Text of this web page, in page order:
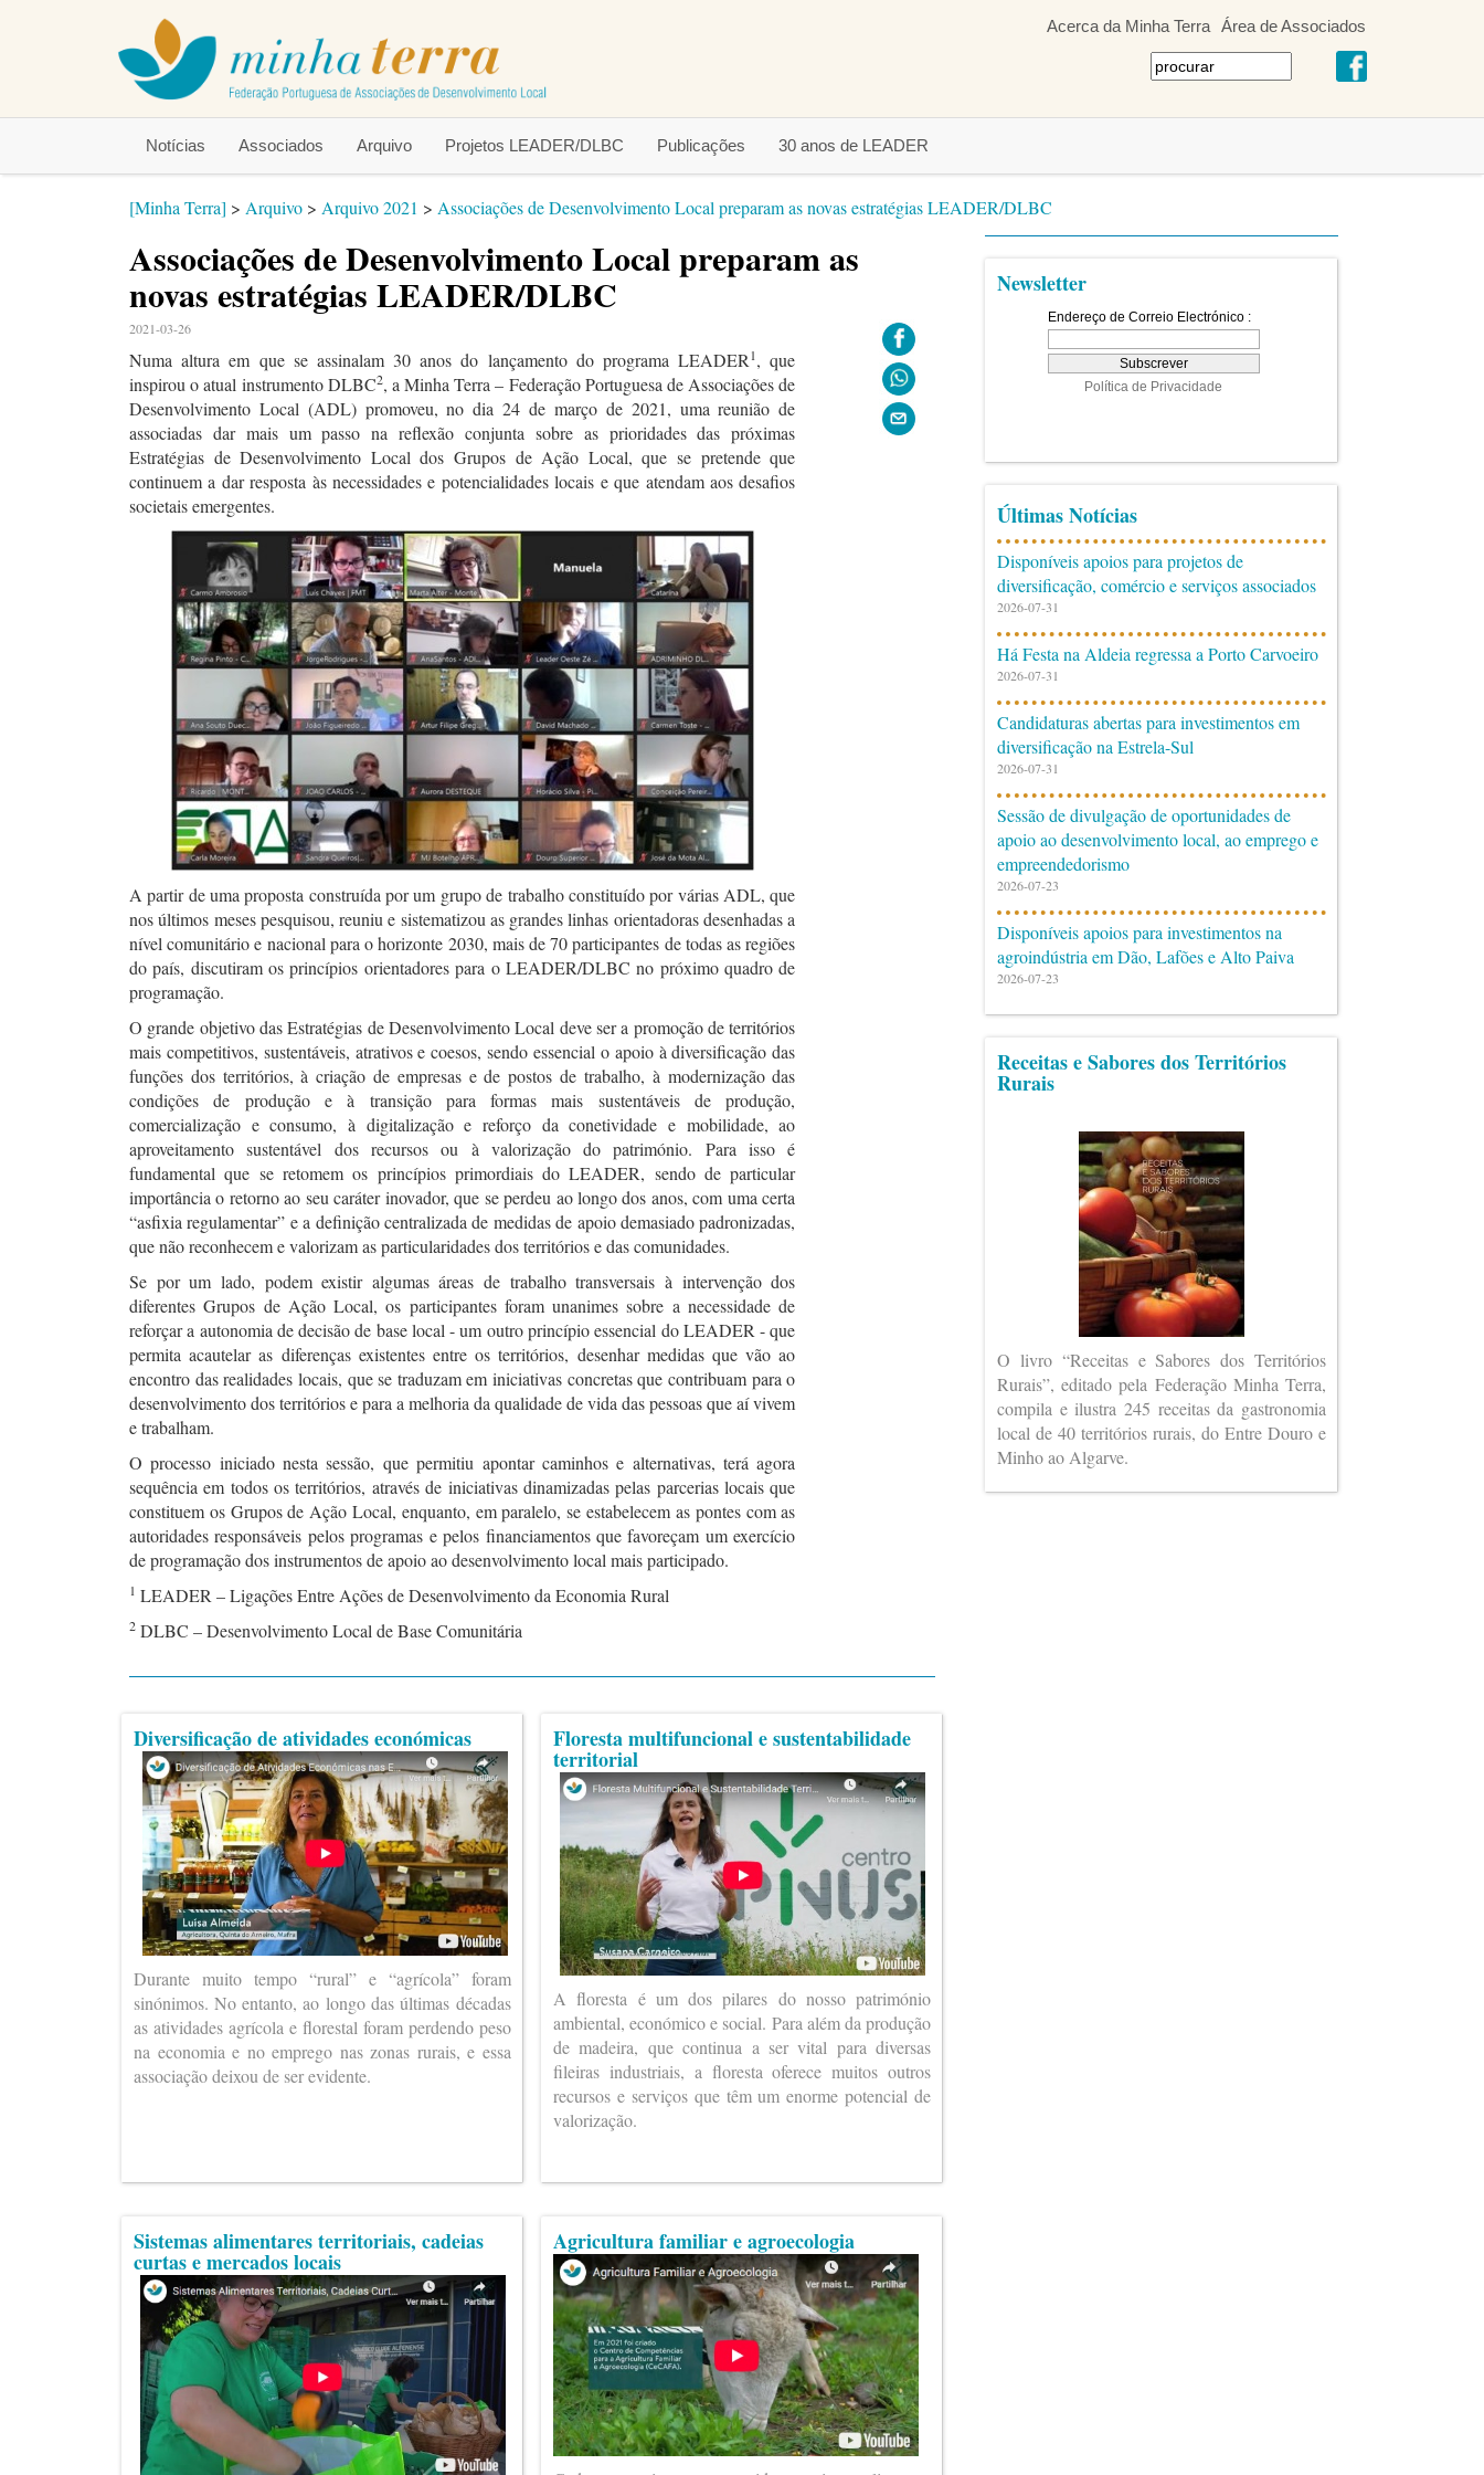
Acerca da Minha Terra Área de Associados
Notícias Associados Arquivo Projetos LEADER/DLBC Publicações 30 anos de LEADER
[Minha Terra] > Arquivo > Arquivo 2021 > Associações de Desenvolvimento Local preparam as novas estratégias LEADER/DLBC
Associações de Desenvolvimento Local preparam as
novas estratégias LEADER/DLBC
2021-03-26
Numa altura em que se assinalam 30 anos do lançamento do programa LEADER 1, que
inspirou o atual instrumento DLBC2, a Minha Terra – Federação Portuguesa de Associações de
Desenvolvimento Local (ADL) promoveu, no dia 24 de março de 2021, uma reunião de
associadas dar mais um passo na reflexão conjunta sobre as prioridades das próximas
Estratégias de Desenvolvimento Local dos Grupos de Ação Local, que se pretende que
continuem a dar resposta às necessidades e potencialidades locais e que atendam aos desafios
societais emergentes.
A partir de uma proposta construída por um grupo de trabalho constituído por várias ADL, que
nos últimos meses pesquisou, reuniu e sistematizou as grandes linhas orientadoras desenhadas a
nível comunitário e nacional para o horizonte 2030, mais de 70 participantes de todas as regiões
do país, discutiram os princípios orientadores para o LEADER/DLBC no próximo quadro de
programação.
O grande objetivo das Estratégias de Desenvolvimento Local deve ser a promoção de territórios
mais competitivos, sustentáveis, atrativos e coesos, sendo essencial o apoio à diversificação das
funções dos territórios, à criação de empresas e de postos de trabalho, à modernização das
condições de produção e à transição para formas mais sustentáveis de produção,
comercialização e consumo, à digitalização e reforço da conetividade e mobilidade, ao
aproveitamento sustentável dos recursos ou à valorização do património. Para isso é
fundamental que se retomem os princípios primordiais do LEADER, sendo de particular
importância o retorno ao seu caráter inovador, que se perdeu ao longo dos anos, com uma certa
“asfixia regulamentar” e a definição centralizada de medidas de apoio demasiado padronizadas,
que não reconhecem e valorizam as particularidades dos territórios e das comunidades.
Se por um lado, podem existir algumas áreas de trabalho transversais à intervenção dos
diferentes Grupos de Ação Local, os participantes foram unanimes sobre a necessidade de
reforçar a autonomia de decisão de base local - um outro princípio essencial do LEADER - que
permita acautelar as diferenças existentes entre os territórios, desenhar medidas que vão ao
encontro das realidades locais, que se traduzam em iniciativas concretas que contribuam para o
desenvolvimento dos territórios e para a melhoria da qualidade de vida das pessoas que aí vivem
e trabalham.
O processo iniciado nesta sessão, que permitiu apontar caminhos e alternativas, terá agora
sequência em todos os territórios, através de iniciativas dinamizadas pelas parcerias locais que
constituem os Grupos de Ação Local, enquanto, em paralelo, se estabelecem as pontes com as
autoridades responsáveis pelos programas e pelos financiamentos que favoreçam um exercício
de programação dos instrumentos de apoio ao desenvolvimento local mais participado.
1 LEADER – Ligações Entre Ações de Desenvolvimento da Economia Rural
2 DLBC – Desenvolvimento Local de Base Comunitária
Diversificação de atividades económicas
Durante muito tempo “rural” e “agrícola” foram
sinónimos. No entanto, ao longo das últimas décadas
as atividades agrícola e florestal foram perdendo peso
na economia e no emprego nas zonas rurais, e essa
associação deixou de ser evidente.
Sistemas alimentares territoriais, cadeias
curtas e mercados locais
Floresta multifuncional e sustentabilidade
territorial
A floresta é um dos pilares do nosso património
ambiental, económico e social. Para além da produção
de madeira, que continua a ser vital para diversas
fileiras industriais, a floresta oferece muitos outros
recursos e serviços que têm um enorme potencial de
valorização.
Agricultura familiar e agroecologia
Newsletter
Últimas Notícias
Disponíveis apoios para projetos de
diversificação, comércio e serviços associados
2026-07-31
Há Festa na Aldeia regressa a Porto Carvoeiro
2026-07-31
Candidaturas abertas para investimentos em
diversificação na Estrela-Sul
2026-07-31
Sessão de divulgação de oportunidades de
apoio ao desenvolvimento local, ao emprego e
empreendedorismo
2026-07-23
Disponíveis apoios para investimentos na
agroindústria em Dão, Lafões e Alto Paiva
2026-07-23
Receitas e Sabores dos Territórios
Rurais
O livro “Receitas e Sabores dos Territórios
Rurais”, editado pela Federação Minha Terra,
compila e ilustra 245 receitas da gastronomia
local de 40 territórios rurais, do Entre Douro e
Minho ao Algarve.